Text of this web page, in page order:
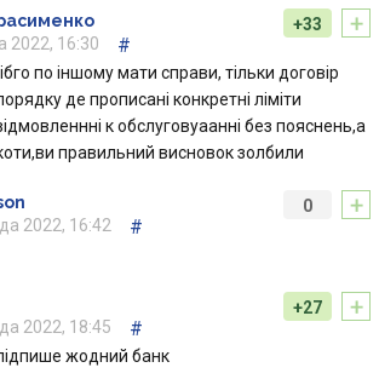
+
+33
2022, 16:30
#
по іншому мати справи, тільки договір
де прописані конкретні ліміти
к обслуговуаанні без пояснень,а
правильний висновок золбили
+
0
2022, 16:42
#
+
+27
2022, 18:45
#
жодний банк